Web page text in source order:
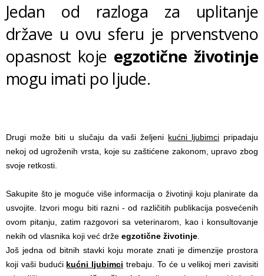
Jedan od razloga za uplitanje
države u ovu sferu je prvenstveno
opasnost koje egzotične životinje
mogu imati po ljude.
Drugi može biti u slučaju da vaši željeni kućni ljubimci pripadaju
nekoj od ugroženih vrsta, koje su zaštićene zakonom, upravo zbog
svoje retkosti.
Sakupite što je moguće više informacija o životinji koju planirate da
usvojite. Izvori mogu biti razni - od različitih publikacija posvećenih
ovom pitanju, zatim razgovori sa veterinarom, kao i konsultovanje
nekih od vlasnika koji već drže egzotične životinje
Još jedna od bitnih stavki koju morate znati je dimenzije prostora
koji vaši budući kućni ljubimci trebaju. To će u velikoj meri zavisiti